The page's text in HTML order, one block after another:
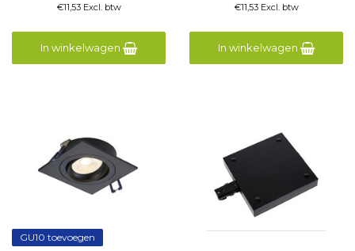
€11,53 Excl. btw
In winkelwagen
€11,53 Excl. btw
In winkelwagen
GU10 toevoegen